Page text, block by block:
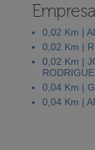
0,02 Km |
0,02 Km |
0,02 Km |
0,04 Km |
0,04 Km |